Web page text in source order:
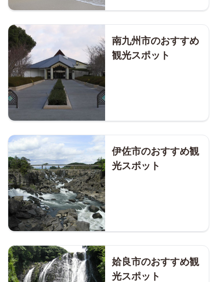
南九州市のおすすめ
観光スポット
伊佐市のおすすめ観
光スポット
姶良市のおすすめ観
光スポット